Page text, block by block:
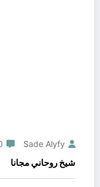
Sade Alyfy
0
شيخ روحاني مجانا